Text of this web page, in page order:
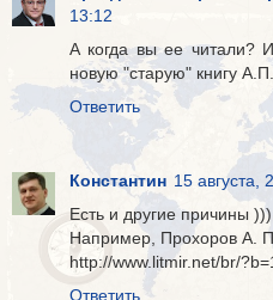
13:12
А когда вы ее читали?
новую "старую" книгу
Ответить
Константин 15 августа,
Есть и другие причины )))
Например, Прохоров А.
http://www.litmir.net/br/
Ответить